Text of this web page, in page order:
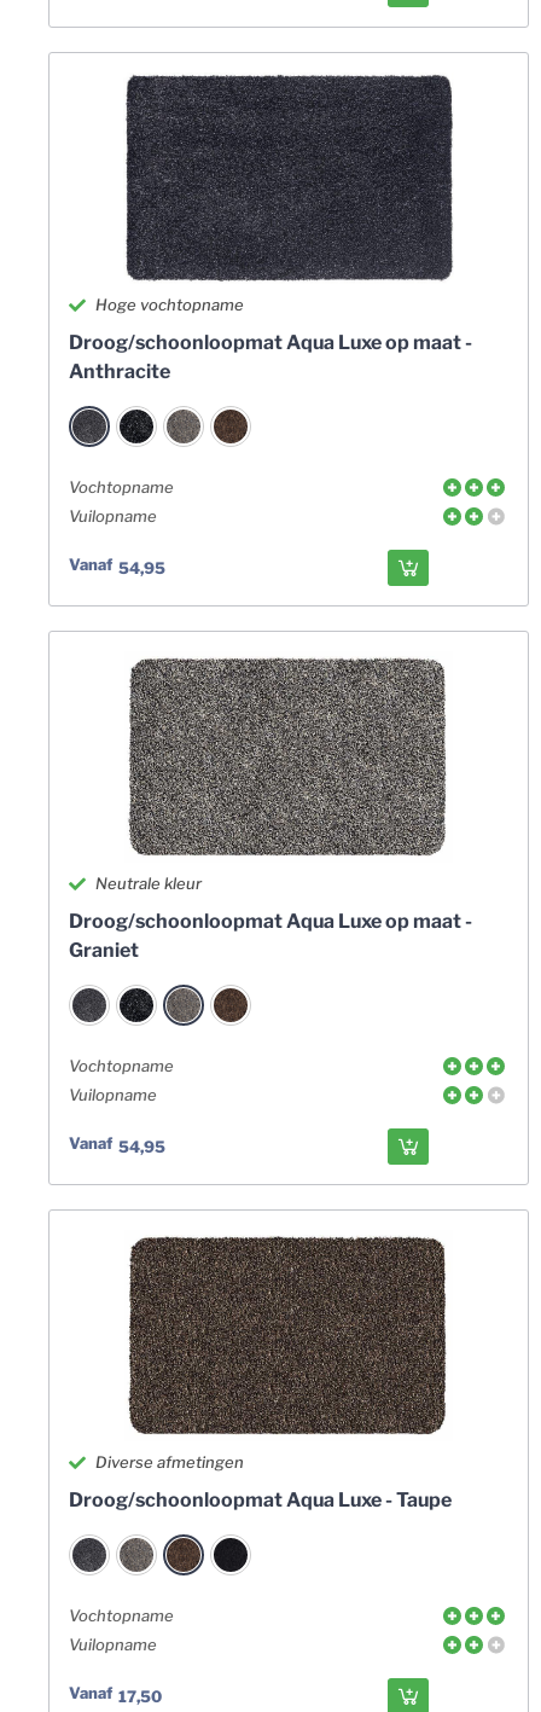
Hoge vochtopname
Droog/schoonloopmat Aqua Luxe op maat -
Anthracite
Vochtopname
Vuilopname
Vanaf 54,95
Neutrale kleur
Droog/schoonloopmat Aqua Luxe op maat -
Graniet
Vochtopname
Vuilopname
Vanaf 54,95
Diverse afmetingen
Droog/schoonloopmat Aqua Luxe - Taupe
Vochtopname
Vuilopname
Vanaf 17,50